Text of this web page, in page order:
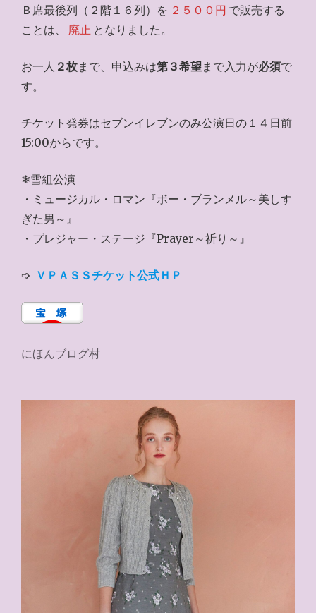
Ｂ席最後列（２階１６列）を ２５００円 で販売する
ことは、
廃止 となりました。
お一人 ２枚まで、申込みは第３希望まで入力が必須で
す。
チケット発券はセブンイレブンのみ公演日の１４日前
15:00からです。
❄雪組公演
・ミュージカル・ロマン『ボー・ブランメル～美しす
ぎた男～』
・プレジャー・ステージ『Prayer～祈り～』
➩ ＶＰＡＳＳチケット公式ＨＰ
にほんブログ村